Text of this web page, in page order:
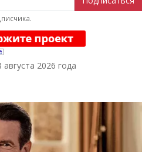
августа 2026 года